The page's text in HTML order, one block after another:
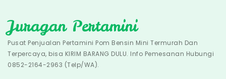
to
content
Juragan Pertamini
Pusat Penjualan Pertamini Pom Bensin Mini Termurah Dan
Terpercaya, bisa KIRIM BARANG DULU. Info Pemesanan Hubungi
0852-2164-2963 (Telp/WA).